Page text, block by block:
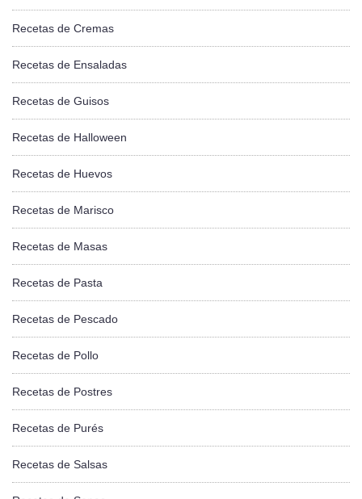
Recetas de Cremas
Recetas de Ensaladas
Recetas de Guisos
Recetas de Halloween
Recetas de Huevos
Recetas de Marisco
Recetas de Masas
Recetas de Pasta
Recetas de Pescado
Recetas de Pollo
Recetas de Postres
Recetas de Purés
Recetas de Salsas